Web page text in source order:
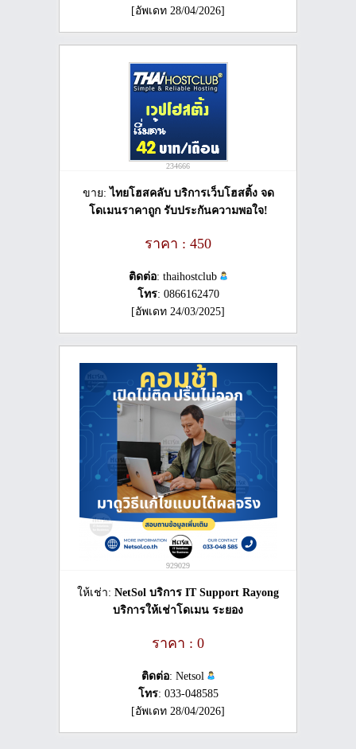
[อัพเดท 28/04/2026]
234666
ขาย: ไทยโฮสคลับ บริการเว็บโฮสติ้ง จด
โดเมนราคาถูก รับประกันความพอใจ!
ราคา : 450
ติดต่อ: thaihostclub
โทร: 0866162470
[อัพเดท 24/03/2025]
929029
ให้เช่า: NetSol บริการ IT Support Rayong
บริการให้เช่าโดเมน ระยอง
ราคา : 0
ติดต่อ: Netsol
โทร: 033-048585
[อัพเดท 28/04/2026]